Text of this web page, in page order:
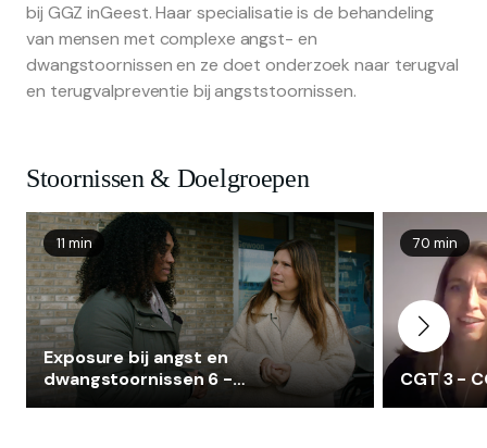
bij GGZ inGeest. Haar specialisatie is de behandeling
van mensen met complexe angst- en
dwangstoornissen en ze doet onderzoek naar terugval
en terugvalpreventie bij angststoornissen.
Stoornissen & Doelgroepen
11 min
Exposure bij angst en
dwangstoornissen 6 -
70 min
CGT 3 -